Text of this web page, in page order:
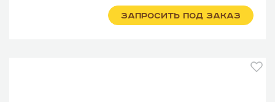
ЗАПРОСИТЬ ПОД ЗАКАЗ